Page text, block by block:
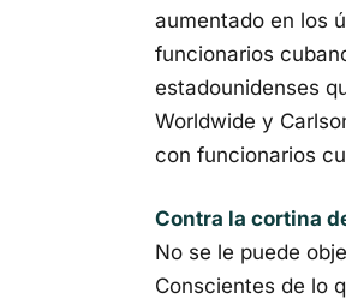
aumentado en los
funcionarios
estadounidenses
Worldwide y
con funcionarios
Contra la cortina
No se le puede
Conscientes de lo